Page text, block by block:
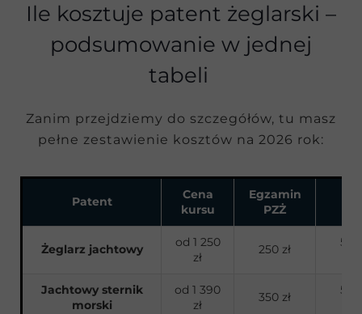
Ile kosztuje patent żeglarski –
podsumowanie w jednej
tabeli
Zanim przejdziemy do szczegółów, tu masz
pełne zestawienie kosztów na 2026 rok:
Patent
Cena
kursu
Egzamin
PZŻ
Żeglarz jachtowy
od 1 250
zł
250 zł
50
Jachtowy sternik
morski
od 1 390
zł
350 zł
50